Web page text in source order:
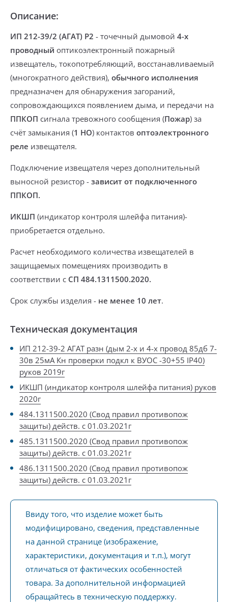
Описание:
ИП 212-39/2 (АГАТ) Р2 - точечный дымовой 4-х
проводный оптикоэлектронный пожарный
извещатель, токопотребляющий, восстанавливаемый
(многократного действия), обычного исполнения
предназначен для обнаружения загораний,
сопровождающихся появлением дыма, и передачи на
ППКОП сигнала тревожного сообщения (Пожар) за
счёт замыкания (1 НО) контактов оптоэлектронного
реле извещателя.
Подключение извещателя через дополнительный
выносной резистор - зависит от подключенного
ППКОП.
ИКШП (индикатор контроля шлейфа питания)-
приобретается отдельно.
Расчет необходимого количества извещателей в
защищаемых помещениях производить в
соответствии с СП 484.1311500.2020.
Срок службы изделия - не менее 10 лет.
Техническая документация
ИП 212-39-2 АГАТ разн (дым 2-х и 4-х провод 85дб 7-
30в 25мА Кн проверки подкл к ВУОС -30+55 IP40)
руков 2019г
ИКШП (индикатор контроля шлейфа питания) руков
2020г
484.1311500.2020 (Свод правил противопож
защиты) действ. с 01.03.2021г
485.1311500.2020 (Свод правил противопож
защиты) действ. с 01.03.2021г
486.1311500.2020 (Свод правил противопож
защиты) действ. с 01.03.2021г
Ввиду того, что изделие может быть
модифицировано, сведения, представленные
на данной странице (изображение,
характеристики, документация и т.п.), могут
отличаться от фактических особенностей
товара. За дополнительной информацией
обращайтесь в техническую поддержку.